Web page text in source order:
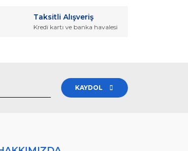
Taksitli Alışveriş
Kredi kartı ve banka havalesi
KAYDOL